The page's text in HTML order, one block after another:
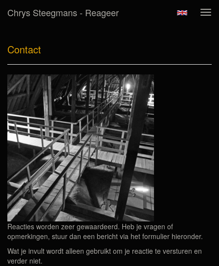
Chrys Steegmans - Reageer
Contact
Reacties worden zeer gewaardeerd. Heb je vragen of
opmerkingen, stuur dan een bericht via het formulier hieronder.
Wat je invult wordt alleen gebruikt om je reactie te versturen en
verder niet.